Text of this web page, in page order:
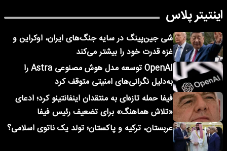
اینتیتر پلاس
شی جین‌پینگ در سایه جنگ‌های ایران، اوکراین و
غزه قدرت خود را بیشتر می‌کند
OpenAI توسعه مدل هوش مصنوعی Astra را
به‌دلیل نگرانی‌های امنیتی متوقف کرد
فیفا حمله تازه‌ای به منتقدان اینفانتینو کرد؛ ادعای
«تلاش هماهنگ» برای تضعیف رئیس فیفا
عربستان، ترکیه و پاکستان؛ تولد یک ناتوی اسلامی؟